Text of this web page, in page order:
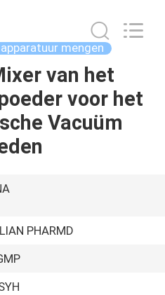
mengen
van het
voor het
Vacuüm
PHARMD